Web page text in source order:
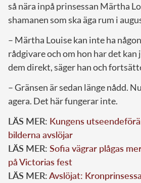
så nära inpå prinsessan Märtha
shamanen som ska äga rum i
– Märtha Louise kan inte ha
rådgivare och om hon har det kan
dem direkt, säger han och
– Gränsen är sedan länge nådd.
agera. Det här fungerar inte.
LÄS MER: Kungens
bilderna avslöjar
LÄS MER: Sofia vägrar plågas
på Victorias fest
LÄS MER:Avslöjat: